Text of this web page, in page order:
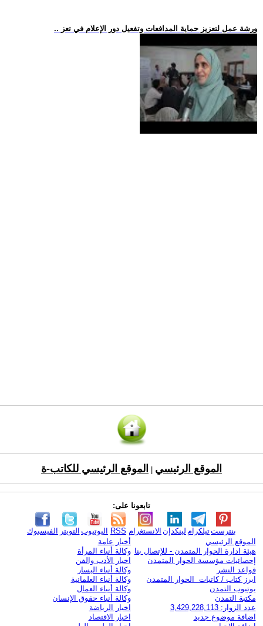
.. ورشة عمل لتعزيز حماية المدافعات وتفعيل دور الإعلام في تعز
الموقع الرئيسي الموقع الرئيسي للكاتب-ة
تابعونا على:
الفيسبوك التويتر اليوتيوب RSS الانستغرام لينكدإن تيلكرامبنترست
الموقع الرئيسي
هيئة ادارة الحوار المتمدن - للإتصال بنا
إحصائيات مؤسسة الحوار المتمدن
قواعد النشر
ابرز كتاب / كاتبات الحوار المتمدن
يوتيوب التمدن
مكتبة التمدن
عدد الزوار: 3,429,228,113
اضافة موضوع جديد
أخبار عامة
وكالة أنباء المرأة
اخبار الأدب والفن
وكالة أنباء اليسار
وكالة أنباء العلمانية
وكالة أنباء العمال
وكالة أنباء حقوق الإنسان
اخبار الرياضة
اخبار الاقتصاد